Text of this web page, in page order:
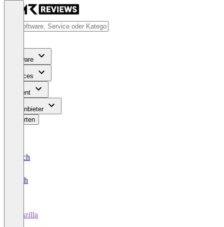
Software
Services
Content
Für Anbieter
Bewerten
Deutsch
English
Penzilla